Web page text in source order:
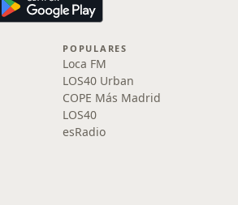
POPULARES
Loca FM
LOS40 Urban
COPE Más Madrid
LOS40
esRadio